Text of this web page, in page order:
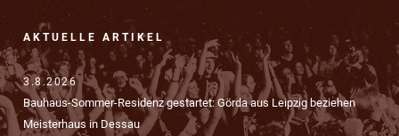
AKTUELLE ARTIKEL
3.8.2026
Bauhaus-Sommer-Residenz gestartet: Görda aus Leipzig beziehen
Meisterhaus in Dessau